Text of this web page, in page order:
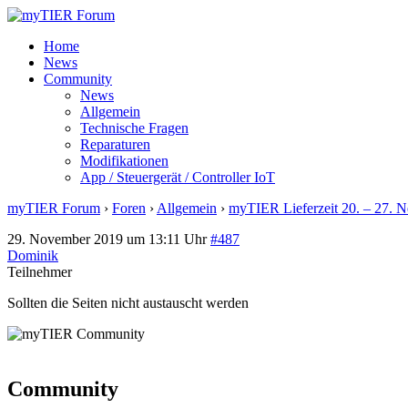
Home
News
Community
News
Allgemein
Technische Fragen
Reparaturen
Modifikationen
App / Steuergerät / Controller IoT
myTIER Forum › Foren › Allgemein › myTIER Lieferzeit 20. – 27.
29. November 2019 um 13:11 Uhr #487
Dominik
Teilnehmer
Sollten die Seiten nicht austauscht werden
Community